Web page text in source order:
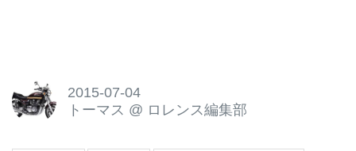
2015-07-04
トーマス @ ロレンス編集部